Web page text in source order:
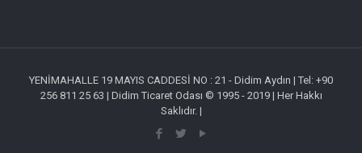
YENİMAHALLE 19 MAYIS CADDESİ NO : 21 - Didim Aydın | Tel: +90
256 811 25 63 | Didim Ticaret Odası © 1995 - 2019 | Her Hakkı
Saklıdır. |